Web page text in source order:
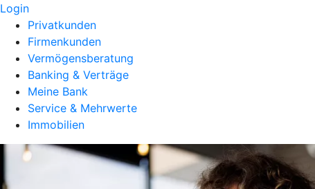
Login
Privatkunden
Firmenkunden
Vermögensberatung
Banking & Verträge
Meine Bank
Service & Mehrwerte
Immobilien